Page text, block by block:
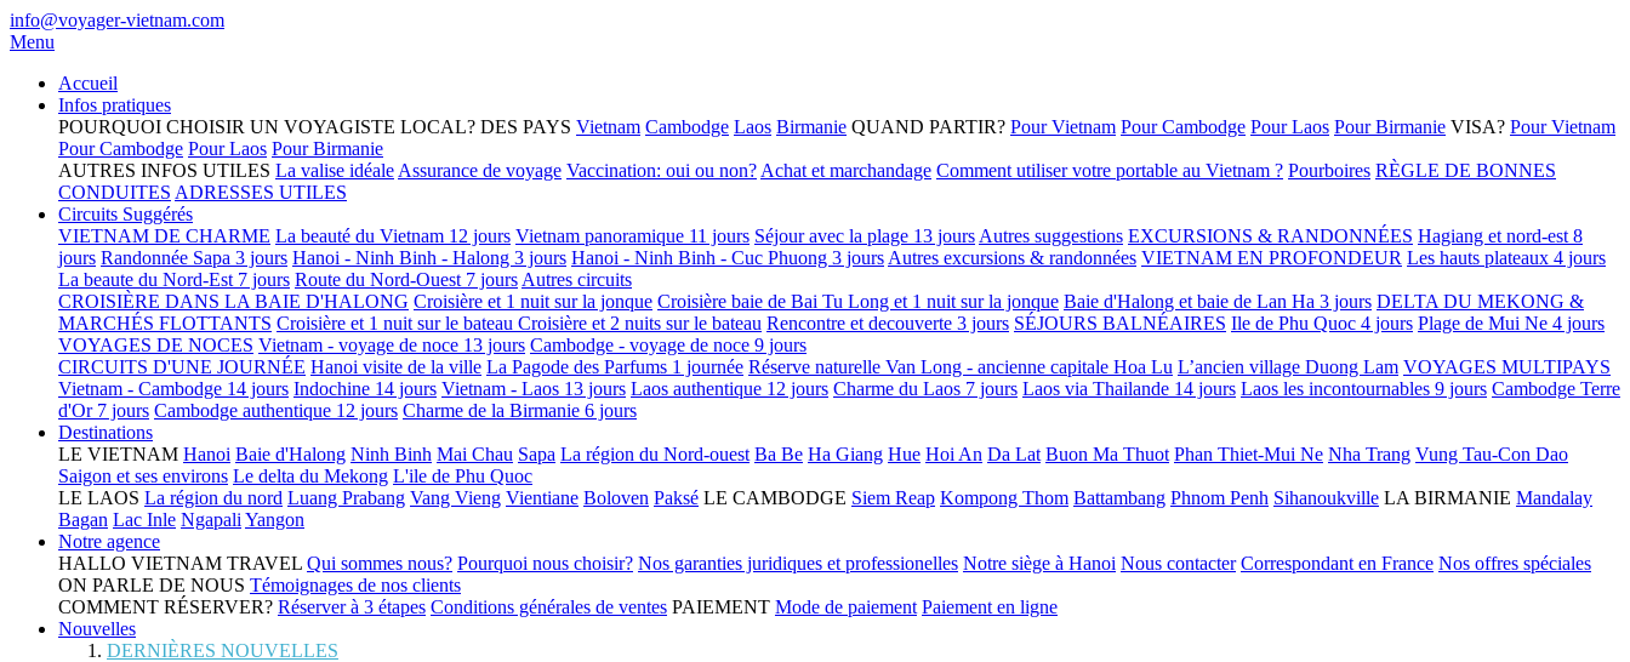
info@voyager-vietnam.com
Menu
Accueil
Infos pratiques
POURQUOI CHOISIR UN VOYAGISTE LOCAL? DES PAYS Vietnam Cambodge Laos Birmanie QUAND PARTIR? Pour Vietnam Pour Cambodge Pour Laos Pour Birmanie VISA? Pour Vietnam
Pour Cambodge Pour Laos Pour Birmanie
AUTRES INFOS UTILES La valise idéale Assurance de voyage Vaccination: oui ou non? Achat et marchandage Comment utiliser votre portable au Vietnam ? Pourboires RÈGLE DE BONNES
CONDUITES ADRESSES UTILES
Circuits Suggérés
VIETNAM DE CHARME La beauté du Vietnam 12 jours Vietnam panoramique 11 jours Séjour avec la plage 13 jours Autres suggestions EXCURSIONS & RANDONNÉES Hagiang et nord-est 8
jours Randonnée Sapa 3 jours Hanoi - Ninh Binh - Halong 3 jours Hanoi - Ninh Binh - Cuc Phuong 3 jours Autres excursions & randonnées VIETNAM EN PROFONDEUR Les hauts plateaux 4 jours
La beaute du Nord-Est 7 jours Route du Nord-Ouest 7 jours Autres circuits
CROISIÈRE DANS LA BAIE D'HALONG Croisière et 1 nuit sur la jonque Croisière baie de Bai Tu Long et 1 nuit sur la jonque Baie d'Halong et baie de Lan Ha 3 jours DELTA DU MEKONG &
MARCHÉS FLOTTANTS Croisière et 1 nuit sur le bateau Croisière et 2 nuits sur le bateau Rencontre et decouverte 3 jours SÉJOURS BALNÉAIRES Ile de Phu Quoc 4 jours Plage de Mui Ne 4 jours
VOYAGES DE NOCES Vietnam - voyage de noce 13 jours Cambodge - voyage de noce 9 jours
CIRCUITS D'UNE JOURNÉE Hanoi visite de la ville La Pagode des Parfums 1 journée Réserve naturelle Van Long - ancienne capitale Hoa Lu L’ancien village Duong Lam VOYAGES MULTIPAYS
Vietnam - Cambodge 14 jours Indochine 14 jours Vietnam - Laos 13 jours Laos authentique 12 jours Charme du Laos 7 jours Laos via Thailande 14 jours Laos les incontournables 9 jours Cambodge Terre
d'Or 7 jours Cambodge authentique 12 jours Charme de la Birmanie 6 jours
Destinations
LE VIETNAM Hanoi Baie d'Halong Ninh Binh Mai Chau Sapa La région du Nord-ouest Ba Be Ha Giang Hue Hoi An Da Lat Buon Ma Thuot Phan Thiet-Mui Ne Nha Trang Vung Tau-Con Dao
Saigon et ses environs Le delta du Mekong L'ile de Phu Quoc
LE LAOS La région du nord Luang Prabang Vang Vieng Vientiane Boloven Paksé LE CAMBODGE Siem Reap Kompong Thom Battambang Phnom Penh Sihanoukville LA BIRMANIE Mandalay
Bagan Lac Inle Ngapali Yangon
Notre agence
HALLO VIETNAM TRAVEL Qui sommes nous? Pourquoi nous choisir? Nos garanties juridiques et professionelles Notre siège à Hanoi Nous contacter Correspondant en France Nos offres spéciales
ON PARLE DE NOUS Témoignages de nos clients
COMMENT RÉSERVER? Réserver à 3 étapes Conditions générales de ventes PAIEMENT Mode de paiement Paiement en ligne
Nouvelles
DERNIÈRES NOUVELLES